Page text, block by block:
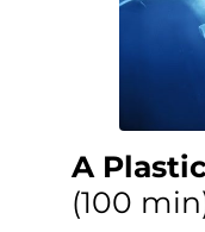
A
(100